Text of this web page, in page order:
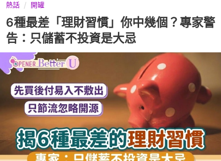
熱話 開罐
6種最差「理財習慣」你中幾個？專家警
告：只儲蓄不投資是大忌